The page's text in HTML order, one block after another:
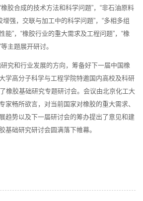
胶合成的技术方法和科学问题”，“非石油原料
增强，交联与加工中的科学问题”，“多相多组
能”，“橡胶行业的重大需求及工程问题”，“橡
主题展开研讨。
究和行业发展的方向，筹备好下一届中国橡
学高分子科学与工程学院特邀国内高校及科研
橡胶基础研究专题研讨会。会议由北京化工大
家畅所欲言，对当前国家对橡胶的重大需求、
趋势以及下一届研讨会的筹办提出了意见和建
基础研究研讨会圆满落下帷幕。